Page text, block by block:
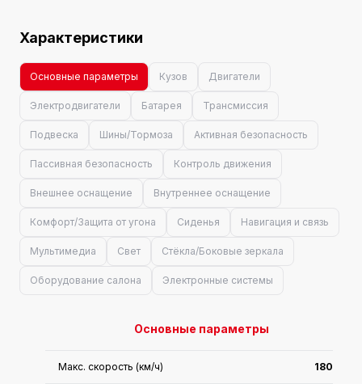
Характеристики
Основные параметры Кузов Двигатели
Электродвигатели Батарея Трансмиссия
Подвеска Шины/Тормоза Активная безопасность
Пассивная безопасность Контроль движения
Внешнее оснащение Внутреннее оснащение
Комфорт/Защита от угона Сиденья Навигация и связь
Мультимедиа Свет Стёкла/Боковые зеркала
Оборудование салона Электронные системы
Основные параметры
Макс. скорость (км/ч) 180